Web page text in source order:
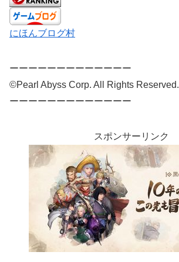
にほんブログ村
ーーーーーーーーーーーーー
©Pearl Abyss Corp. All Rights Reserved.
ーーーーーーーーーーーーー
スポンサーリンク